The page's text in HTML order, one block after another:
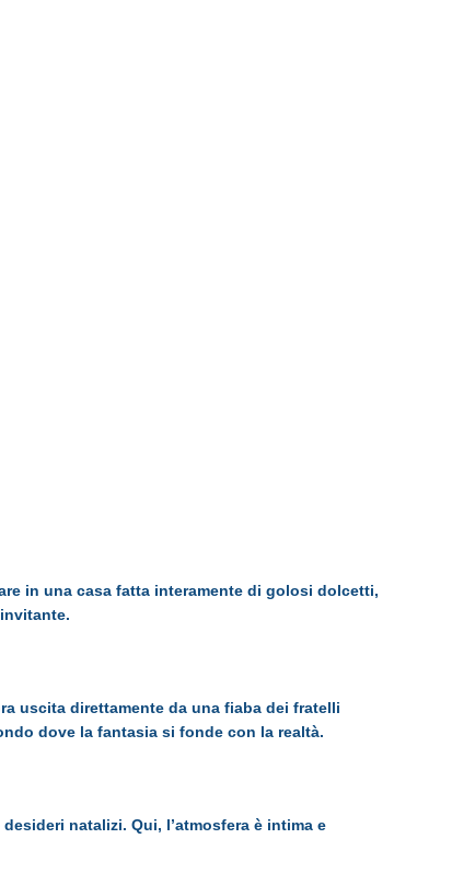
in una casa fatta interamente di golosi dolcetti,
uscita direttamente da una fiaba dei fratelli
dove la fantasia si fonde con la realtà.
natalizi. Qui, l’atmosfera è intima e